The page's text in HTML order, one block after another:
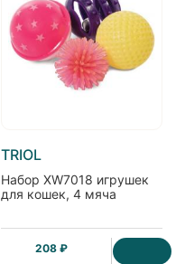
TRIOL
Набор XW7018 игрушек
для кошек, 4 мяча
208 ₽